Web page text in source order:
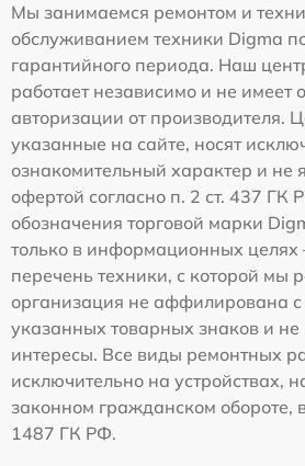
Мы занимаемся ремонтом и
обслуживанием техники Digma
гарантийного периода. Наш
работает независимо и не имеет
авторизации от производителя.
указанные на сайте, носят
ознакомительный характер и не
офертой согласно п. 2 ст. 437 ГК
обозначения торговой марки
только в информационных целях
перечень техники, с которой мы
организация не аффилирована
указанных товарных знаков и не
интересы. Все виды ремонтных
исключительно на устройствах,
законном гражданском обороте, в
1487 ГК РФ.